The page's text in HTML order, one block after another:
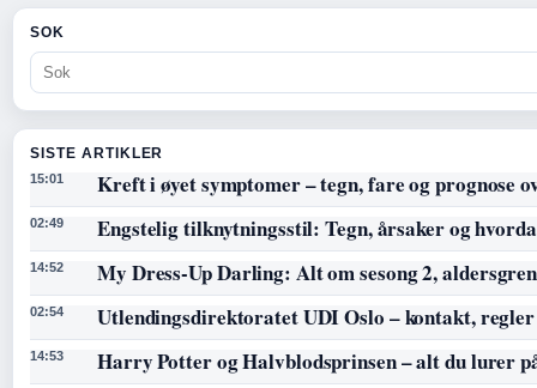
SOK
SISTE ARTIKLER
15:01 Kreft i øyet symptomer – tegn, fare og prognose
02:49 Engstelig tilknytningsstil: Tegn, årsaker og
14:52 My Dress-Up Darling: Alt om sesong 2,
02:54 Utlendingsdirektoratet UDI Oslo – kontakt,
14:53 Harry Potter og Halvblodsprinsen – alt du lurer